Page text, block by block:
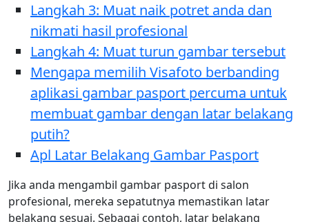
Langkah 3: Muat naik potret anda dan
nikmati hasil profesional
Langkah 4: Muat turun gambar tersebut
Mengapa memilih Visafoto berbanding
aplikasi gambar pasport percuma untuk
membuat gambar dengan latar belakang
putih?
Apl Latar Belakang Gambar Pasport
Jika anda mengambil gambar pasport di salon
profesional, mereka sepatutnya memastikan latar
belakang sesuai. Sebagai contoh, latar belakang